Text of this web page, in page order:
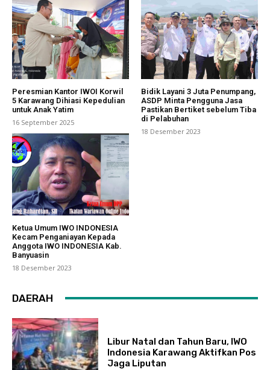
Peresmian Kantor IWOI Korwil
5 Karawang Dihiasi Kepedulian
untuk Anak Yatim
16 September 2025
Bidik Layani 3 Juta Penumpang,
ASDP Minta Pengguna Jasa
Pastikan Bertiket sebelum Tiba
di Pelabuhan
18 Desember 2023
Ketua Umum IWO INDONESIA
Kecam Penganiayan Kepada
Anggota IWO INDONESIA Kab.
Banyuasin
18 Desember 2023
DAERAH
Libur Natal dan Tahun Baru, IWO
Indonesia Karawang Aktifkan Pos
Jaga Liputan